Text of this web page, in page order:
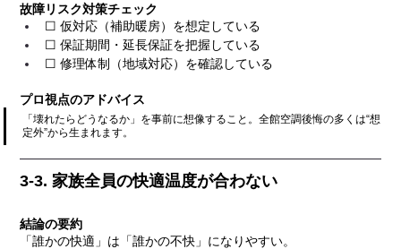
故障リスク対策チェック
☐ 仮対応（補助暖房）を想定している
☐ 保証期間・延長保証を把握している
☐ 修理体制（地域対応）を確認している
プロ視点のアドバイス
「壊れたらどうなるか」を事前に想像すること。全館空調後悔の多くは“想
定外”から生まれます。
3-3. 家族全員の快適温度が合わない
結論の要約
「誰かの快適」は「誰かの不快」になりやすい。